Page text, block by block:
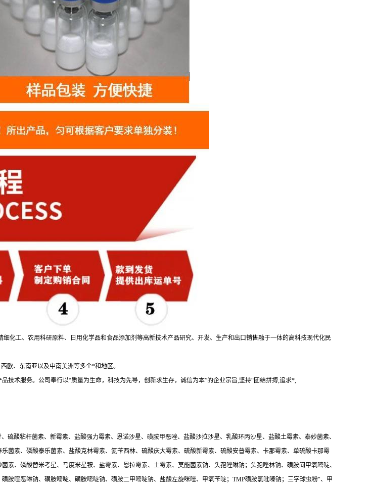
化工、农用科研原料、日用化学品和食品添加剂等高新技术产品研究、开发、生产和出口销售融于一体的高科技现代化民
欧、东南亚以及中南美洲等多个*和地区。
术服务。公司奉行以“质量为生命，科技为先导，创新求生存，诚信为本”的企业宗旨,坚持“团结拼搏,追求*,
酸粘杆菌素、新霉素、盐酸强力霉素、恩诺沙星、磺胺甲恶唑、盐酸沙拉沙星、乳酸环丙沙星、盐酸土霉素、泰妙菌素、
菌素、磷酸泰乐菌素、盐酸克林霉素、氨苄西林、硫酸庆大霉素、硫酸新霉素、硫酸安普霉素、卡那霉素、单硫酸卡那霉
、磷酸替米考星、马度米星铵、盐霉素、恩拉霉素、土霉素、莫能菌素钠、头孢唑啉钠；头孢唑林钠、磺胺间甲氧嘧啶、
胺喹恶啉钠、磺胺嘧啶、磺胺嘧啶钠、磺胺二甲嘧啶钠、盐酸左旋咪唑、甲氧苄啶；TMP磺胺氯吡嗪钠；三字球虫粉"、甲